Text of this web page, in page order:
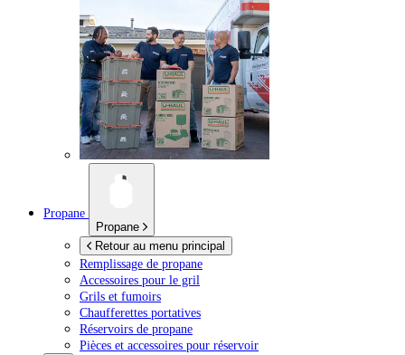
Propane
Propane
Retour au menu principal
Remplissage de propane
Accessoires pour le gril
Grils et fumoirs
Chaufferettes portatives
Réservoirs de propane
Pièces et accessoires pour réservoir